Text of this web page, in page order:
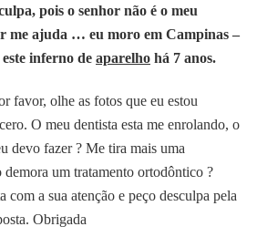
pois o senhor não é o meu
me ajuda … eu moro em Campinas –
inferno de aparelho há 7 anos.
favor, olhe as fotos que eu estou
O meu dentista esta me enrolando, o
devo fazer ? Me tira mais uma
um tratamento ortodôntico ?
com a sua atenção e peço desculpa pela
Obrigada